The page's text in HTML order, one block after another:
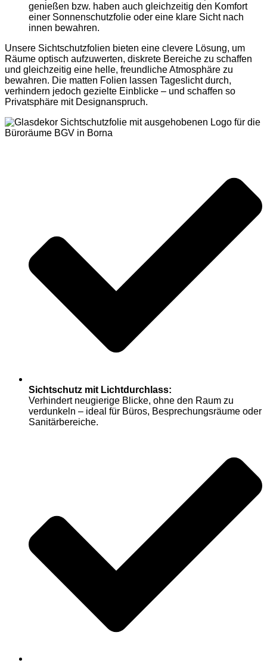
genießen bzw. haben auch gleichzeitig den Komfort
einer Sonnenschutzfolie oder eine klare Sicht nach
innen bewahren.
Unsere Sichtschutzfolien bieten eine clevere Lösung, um
Räume optisch aufzuwerten, diskrete Bereiche zu schaffen
und gleichzeitig eine helle, freundliche Atmosphäre zu
bewahren. Die matten Folien lassen Tageslicht durch,
verhindern jedoch gezielte Einblicke – und schaffen so
Privatsphäre mit Designanspruch.
Sichtschutz mit Lichtdurchlass:
Verhindert neugierige Blicke, ohne den Raum zu
verdunkeln – ideal für Büros, Besprechungsräume oder
Sanitärbereiche.